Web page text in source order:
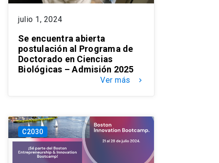
julio 1, 2024
Se encuentra abierta
postulación al Programa de
Doctorado en Ciencias
Biológicas – Admisión 2025
Ver más keyboard_arrow_right
C2030